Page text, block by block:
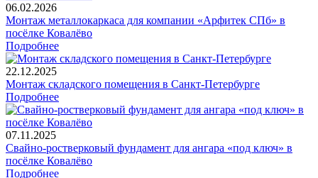
06.02.2026
Монтаж металлокаркаса для компании «Арфитек СПб» в
посёлке Ковалёво
Подробнее
22.12.2025
Монтаж складского помещения в Санкт-Петербурге
Подробнее
07.11.2025
Свайно-ростверковый фундамент для ангара «под ключ» в
посёлке Ковалёво
Подробнее